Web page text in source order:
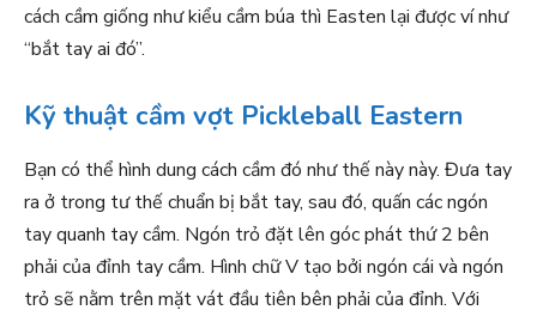
cách cầm giống như kiểu cầm búa thì Easten lại được ví như
“bắt tay ai đó”.
Kỹ thuật cầm vợt Pickleball Eastern
Bạn có thể hình dung cách cầm đó như thế này này. Đưa tay
ra ở trong tư thế chuẩn bị bắt tay, sau đó, quấn các ngón
tay quanh tay cầm. Ngón trỏ đặt lên góc phát thứ 2 bên
phải của đỉnh tay cầm. Hình chữ V tạo bởi ngón cái và ngón
trỏ sẽ nằm trên mặt vát đầu tiên bên phải của đỉnh. Với